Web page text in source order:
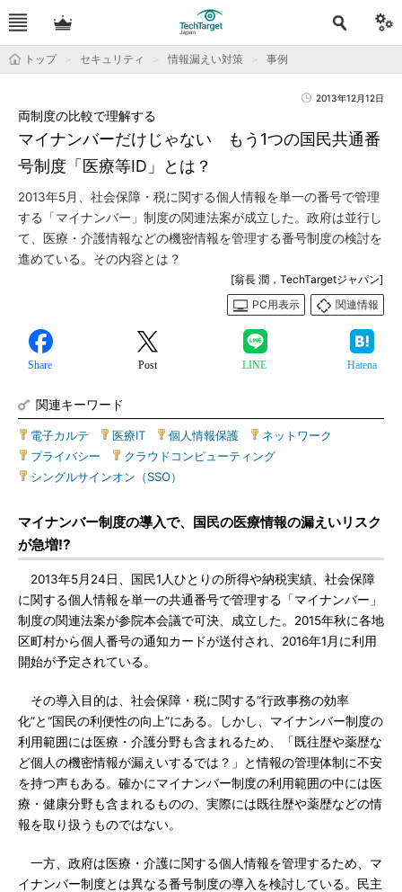
トップ セキュリティ 情報漏えい対策 事例
2013年12月12日
マイナンバーだけじゃない もう1つの国民共通番
号制度「医療等ID」とは？
両制度の比較で理解する
2013年5月、社会保障・税に関する個人情報を単一の番号で管理
する「マイナンバー」制度の関連法案が成立した。政府は並行し
て、医療・介護情報などの機密情報を管理する番号制度の検討を
進めている。その内容とは？
[翁長 潤，TechTargetジャパン]
PC用表示
関連情報
Share Post LINE Hatena
関連キーワード
電子カルテ 医療IT 個人情報保護 ネットワーク
プライバシー
クラウドコンピューティング
シングルサインオン（SSO）
マイナンバー制度の導入で、国民の医療情報の漏えいリスク
が急増!?
2013年5月24日、国民1人ひとりの所得や納税実績、社会保障
に関する個人情報を単一の共通番号で管理する「マイナンバー」
制度の関連法案が参院本会議で可決、成立した。2015年秋に各地
区町村から個人番号の通知カードが送付され、2016年1月に利用
開始が予定されている。
その導入目的は、社会保障・税に関する“行政事務の効率
化”と“国民の利便性の向上”にある。しかし、マイナンバー制度の
利用範囲には医療・介護分野も含まれるため、「既往歴や薬歴な
ど個人の機密情報が漏えいするでは？」と情報の管理体制に不安
を持つ声もある。確かにマイナンバー制度の利用範囲の中には医
療・健康分野も含まれるものの、実際には既往歴や薬歴などの情
報を取り扱うものではない。
一方、政府は医療・介護に関する個人情報を管理するため、マ
イナンバー制度とは異なる番号制度の導入を検討している。民主